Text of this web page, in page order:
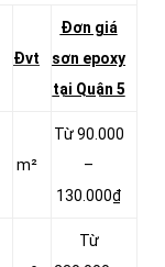
Đvt
Đơn giá
sơn epoxy
tại Quận 5
m²
Từ 90.000
–
130.000₫
Từ